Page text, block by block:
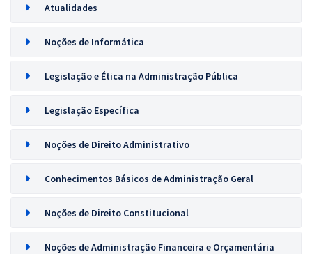
Atualidades
Noções de Informática
Legislação e Ética na Administração Pública
Legislação Específica
Noções de Direito Administrativo
Conhecimentos Básicos de Administração Geral
Noções de Direito Constitucional
Noções de Administração Financeira e Orçamentária